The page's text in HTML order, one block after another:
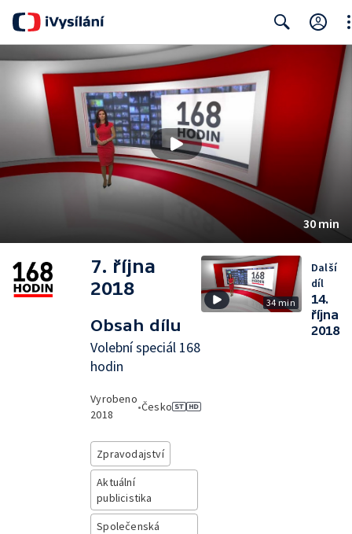
Search
30 min
7. října
2018
Obsah dílu
Volební speciál 168
hodin
Vyrobeno
2018
•Česko
Zpravodajství
Aktuální
publicistika
Společenská
34 min
Další
díl
14.
října
2018